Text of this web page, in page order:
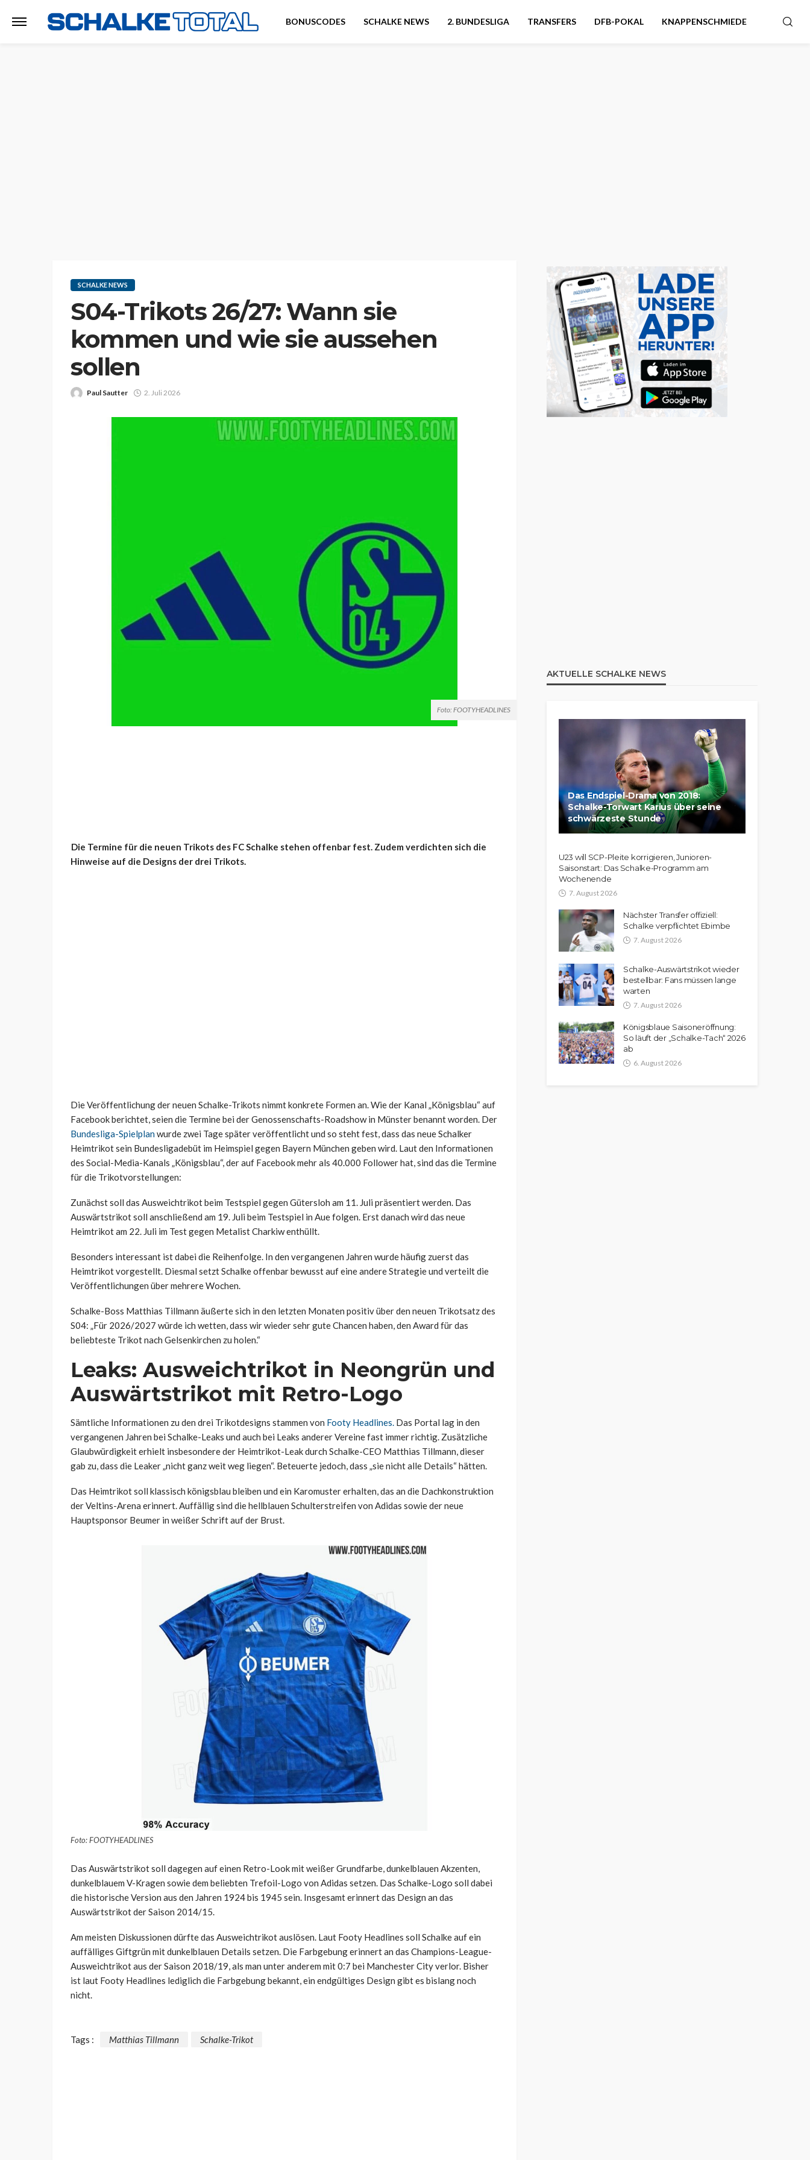
BONUSCODES SCHALKE NEWS 2. BUNDESLIGA TRANSFERS DFB-POKAL KNAPPENSCHMIEDE
SCHALKE NEWS
S04-Trikots 26/27: Wann sie
kommen und wie sie aussehen
sollen
Paul Sautter 2. Juli 2026
Foto: FOOTYHEADLINES
Die Termine für die neuen Trikots des FC Schalke stehen offenbar fest. Zudem verdichten sich die
Hinweise auf die Designs der drei Trikots.
Die Veröffentlichung der neuen Schalke-Trikots nimmt konkrete Formen an. Wie der Kanal „Königsblau“ auf
Facebook berichtet, seien die Termine bei der Genossenschafts-Roadshow in Münster benannt worden. Der
Bundesliga-Spielplanwurde zwei Tage später veröffentlicht und so steht fest, dass das neue Schalker
Heimtrikot sein Bundesligadebüt im Heimspiel gegen Bayern München geben wird. Laut den Informationen
des Social-Media-Kanals „Königsblau“, der auf Facebook mehr als 40.000 Follower hat, sind das die Termine
für die Trikotvorstellungen:
Zunächst soll das Ausweichtrikot beim Testspiel gegen Gütersloh am 11. Juli präsentiert werden. Das
Auswärtstrikot soll anschließend am 19. Juli beim Testspiel in Aue folgen. Erst danach wird das neue
Heimtrikot am 22. Juli im Test gegen Metalist Charkiw enthüllt.
Besonders interessant ist dabei die Reihenfolge. In den vergangenen Jahren wurde häufig zuerst das
Heimtrikot vorgestellt. Diesmal setzt Schalke offenbar bewusst auf eine andere Strategie und verteilt die
Veröffentlichungen über mehrere Wochen.
Schalke-Boss Matthias Tillmann äußerte sich in den letzten Monaten positiv über den neuen Trikotsatz des
S04: „Für 2026/2027 würde ich wetten, dass wir wieder sehr gute Chancen haben, den Award für das
beliebteste Trikot nach Gelsenkirchen zu holen.“
Leaks: Ausweichtrikot in Neongrün und
Auswärtstrikot mit Retro-Logo
Sämtliche Informationen zu den drei Trikotdesigns stammen von Footy Headlines. Das Portal lag in den
vergangenen Jahren bei Schalke-Leaks und auch bei Leaks anderer Vereine fast immer richtig. Zusätzliche
Glaubwürdigkeit erhielt insbesondere der Heimtrikot-Leak durch Schalke-CEO Matthias Tillmann, dieser
gab zu, dass die Leaker „nicht ganz weit weg liegen“. Beteuerte jedoch, dass „sie nicht alle Details“ hätten.
Das Heimtrikot soll klassisch königsblau bleiben und ein Karomuster erhalten, das an die Dachkonstruktion
der Veltins-Arena erinnert. Auffällig sind die hellblauen Schulterstreifen von Adidas sowie der neue
Hauptsponsor Beumer in weißer Schrift auf der Brust.
Foto: FOOTYHEADLINES
Das Auswärtstrikot soll dagegen auf einen Retro-Look mit weißer Grundfarbe, dunkelblauen Akzenten,
dunkelblauem V-Kragen sowie dem beliebten Trefoil-Logo von Adidas setzen. Das Schalke-Logo soll dabei
die historische Version aus den Jahren 1924 bis 1945 sein. Insgesamt erinnert das Design an das
Auswärtstrikot der Saison 2014/15.
Am meisten Diskussionen dürfte das Ausweichtrikot auslösen. Laut Footy Headlines soll Schalke auf ein
auffälliges Giftgrün mit dunkelblauen Details setzen. Die Farbgebung erinnert an das Champions-League-
Ausweichtrikot aus der Saison 2018/19, als man unter anderem mit 0:7 bei Manchester City verlor. Bisher
ist laut Footy Headlines lediglich die Farbgebung bekannt, ein endgültiges Design gibt es bislang noch
nicht.
Tags : Matthias Tillmann Schalke-Trikot
AKTUELLE SCHALKE NEWS
Das Endspiel-Drama von 2018:
Schalke-Torwart Karius über seine
schwärzeste Stunde
U23 will SCP-Pleite korrigieren, Junioren-
Saisonstart: Das Schalke-Programm am
Wochenende
7. August 2026
Nächster Transfer offiziell:
Schalke verpflichtet Ebimbe
7. August 2026
Schalke-Auswärtstrikot wieder
bestellbar: Fans müssen lange
warten
7. August 2026
Königsblaue Saisoneröffnung:
So läuft der „Schalke-Tach“ 2026
ab
6. August 2026